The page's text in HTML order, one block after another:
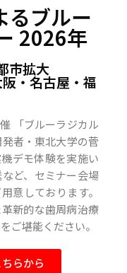
るブルー
2026年
市拡大
・名古屋・福
「ブルーラジカル
者・東北大学の菅
デモ体験を実施い
ど、セミナー会場
意しております。
新的な歯周病治療
ご堪能ください。
らから